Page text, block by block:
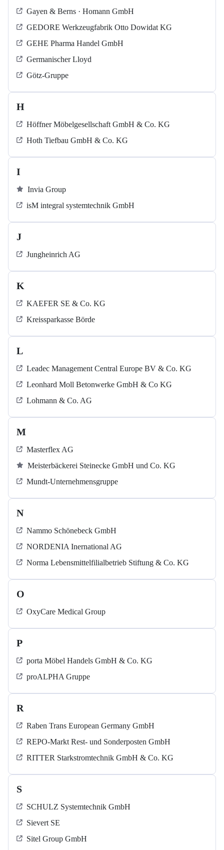
Gayen & Berns · Homann GmbH
GEDORE Werkzeugfabrik Otto Dowidat KG
GEHE Pharma Handel GmbH
Germanischer Lloyd
Götz-Gruppe
H
Höffner Möbelgesellschaft GmbH & Co. KG
Hoth Tiefbau GmbH & Co. KG
I
Invia Group
isM integral systemtechnik GmbH
J
Jungheinrich AG
K
KAEFER SE & Co. KG
Kreissparkasse Börde
L
Leadec Management Central Europe BV & Co. KG
Leonhard Moll Betonwerke GmbH & Co KG
Lohmann & Co. AG
M
Masterflex AG
Meisterbäckerei Steinecke GmbH und Co. KG
Mundt-Unternehmensgruppe
N
Nammo Schönebeck GmbH
NORDENIA Inernational AG
Norma Lebensmittelfilialbetrieb Stiftung & Co. KG
O
OxyCare Medical Group
P
porta Möbel Handels GmbH & Co. KG
proALPHA Gruppe
R
Raben Trans European Germany GmbH
REPO-Markt Rest- und Sonderposten GmbH
RITTER Starkstromtechnik GmbH & Co. KG
S
SCHULZ Systemtechnik GmbH
Sievert SE
Sitel Group GmbH